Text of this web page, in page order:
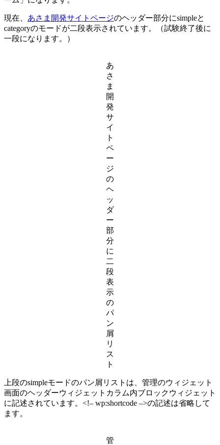
現在、 あさま開発サイトページのヘッダー部分にsimpleと
categoryのモードが二段表示されています。（試験終了後に
一段になります。）
あ
さ
ま
開
発
サ
イ
ト
ペ
ー
ジ
の
ヘ
ッ
ダ
ー
部
分
に
二
段
表
示
の
パ
ン
屑
リ
ス
ト
上段のsimpleモードのパン屑リストは、管理のウィジェット
画面のヘッダーウィジェットカラム内ブロックウィジェット
に記述されています。<!– wp:shortcode –>の記述は省略して
ます。
管